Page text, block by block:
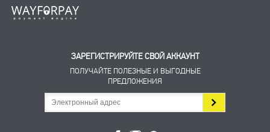
ЗАРЕГИСТРИРУЙТЕ СВОЙ АККАУНТ
ПОЛУЧАЙТЕ ПОЛЕЗНЫЕ И ВЫГОДНЫЕ
ПРЕДЛОЖЕНИЯ